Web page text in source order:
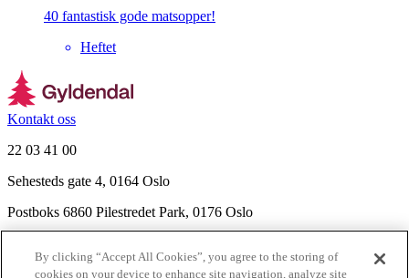
40 fantastisk gode matsopper!
Heftet
Kontakt oss
22 03 41 00
Sehesteds gate 4, 0164 Oslo
Postboks 6860 Pilestredet Park, 0176 Oslo
Nyhetsbrev
By clicking “Accept All Cookies”, you agree to the storing of
cookies on your device to enhance site navigation, analyze site